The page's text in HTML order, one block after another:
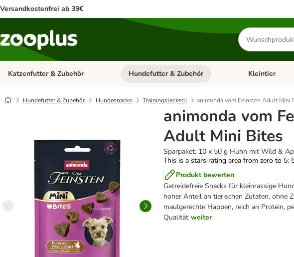
Versandkostenfrei ab 39€
Produkte
suchen
Katzenfutter & Zubehör Kategorie-Menü öffnen: Katzenfutter & Zubehör
Hundefutter & Zubehör Kategorie-
Kleintier
Hundefutter & Zubehör Hundesnacks Trainingsleckerli animonda vom Feinsten Adult Mini
animonda vom
Adult Mini Bites
Sparpaket: 10 x 50 g Huhn mit Wild &
This is a stars rating area from zero to 5:
Produkt bewerten
Getreidefreie Snacks für kleinrassige
hoher Anteil an tierischen Zutaten, ohne
maulgerechte Happen, reich an Protein,
Qualität weiter